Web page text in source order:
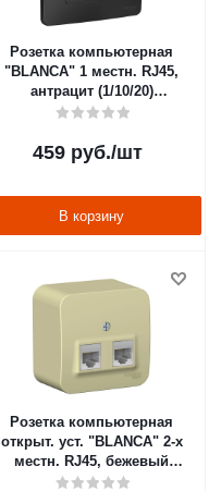
Розетка компьютерная
"BLANCA" 1 местн. RJ45,
антрацит (1/10/20)
"SCHNEIDER"
459 руб./шт
В корзину
Розетка компьютерная
открыт. уст. "BLANCA" 2-х
местн. RJ45, бежевый
(1/12/24) "SCHNEIDER"